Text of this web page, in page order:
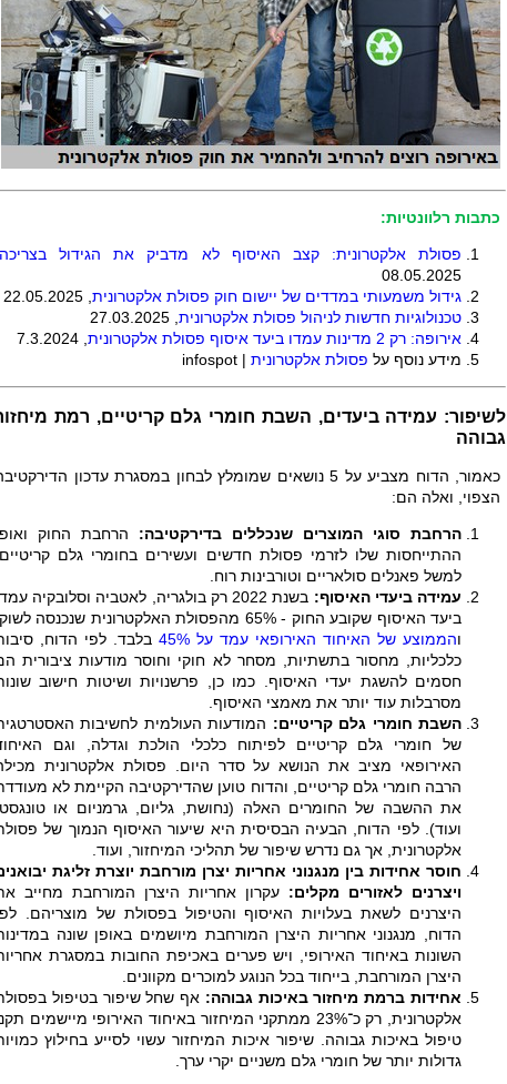
כתבות רלוונטיות:
פסולת אלקטרונית: קצב האיסוף לא מדביק את הגידול בצריכה
08.05.2025
גידול משמעותי במדדים של יישום חוק פסולת אלקטרונית
טכנולוגיות חדשות לניהול פסולת אלקטרונית
אירופה: רק 2 מדינות עמדו ביעד איסוף פסולת אלקטרונית
מידע נוסף על פסולת אלקטרונית |
infospot
לשיפור: עמידה ביעדים, השבת חומרי גלם קריטיים, רמת
גבוהה
כאמור, הדוח מצביע על 5 נושאים שמומלץ לבחון במסגרת עדכון
הצפוי, ואלה הם:
הרחבת סוגי המוצרים שנכללים בדירקטיבה: הרחבת החוק
ההתייחסות שלו לזרמי פסולת חדשים ועשירים בחומרי גלם
למשל פאנלים סולאריים וטורבינות רוח.
עמידה ביעדי האיסוף:
בשנת 2022 רק בולגריה, לאטביה וסלובקיה
ביעד האיסוף שקובע החוק - 65% מהפסולת האלקטרונית שנכנסה
והממוצע של האיחוד האירופאי עמד על 45%
בלבד. לפי הדוח,
כלכליות, מחסור בתשתיות, מסחר לא חוקי וחוסר מודעות ציבורית
חסמים להשגת יעדי האיסוף. כמו כן, פרשנויות ושיטות חישוב
מסרבלות עוד יותר את מאמצי האיסוף.
השבת חומרי גלם קריטיים: המודעות העולמית לחשיבות
של חומרי גלם קריטיים לפיתוח כלכלי הולכת וגדלה, וגם
האירופאי מציב את הנושא על סדר היום. פסולת אלקטרונית
הרבה חומרי גלם קריטיים, והדוח טוען שהדירקטיבה הקיימת לא
את ההשבה של החומרים האלה (נחושת, גליום, גרמניום או
ועוד). לפי הדוח, הבעיה הבסיסית היא שיעור האיסוף הנמוך של
אלקטרונית, אך גם נדרש שיפור של תהליכי המיחזור, ועוד.
חוסר אחידות בין מנגנוני אחריות יצרן מורחבת יוצרת זליגת
ויצרנים לאזורים מקלים: עקרון אחריות היצרן המורחבת מחייב
היצרנים לשאת בעלויות האיסוף והטיפול בפסולת של מוצריהם.
הדוח, מנגנוני אחריות היצרן המורחבת מיושמים באופן שונה
השונות באיחוד האירופי, ויש פערים באכיפת החובות במסגרת
היצרן המורחבת, בייחוד בכל הנוגע למוכרים מקוונים.
אחידות ברמת מיחזור באיכות גבוהה: אף שחל שיפור בטיפול
אלקטרונית, רק כ־23% ממתקני המיחזור באיחוד האירופי מיישמים
טיפול באיכות גבוהה. שיפור איכות המיחזור עשוי לסייע בחילוץ
גדולות יותר של חומרי גלם משניים יקרי ערך.